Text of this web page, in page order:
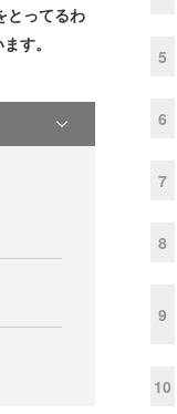
とってるわ
す。
5
6
7
8
9
10